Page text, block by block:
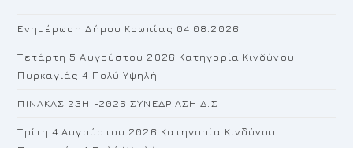
Ενημέρωση Δήμου Κρωπίας 04.08.2026
Τετάρτη 5 Αυγούστου 2026 Κατηγορία Κινδύνου
Πυρκαγιάς 4 Πολύ Υψηλή
ΠΙΝΑΚΑΣ 23H -2026 ΣΥΝΕΔΡΙΑΣΗ Δ.Σ
Τρίτη 4 Αυγούστου 2026 Κατηγορία Κινδύνου